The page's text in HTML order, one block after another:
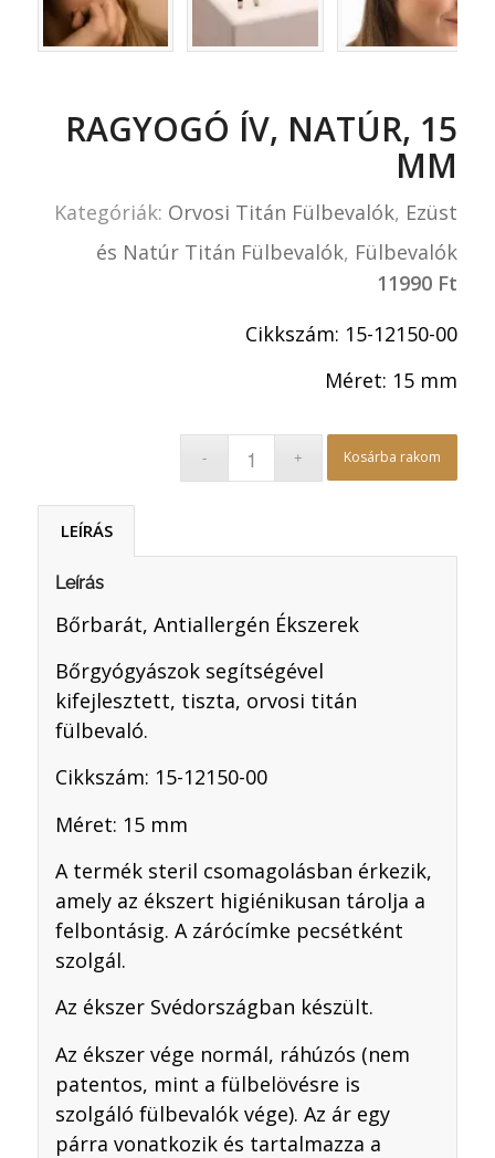
RAGYOGÓ ÍV, NATÚR, 15
MM
Kategóriák: Orvosi Titán Fülbevalók, Ezüst
és Natúr Titán Fülbevalók, Fülbevalók
11990 Ft
Cikkszám: 15-12150-00
Méret: 15 mm
Kosárba rakom
LEÍRÁS
Leírás
Bőrbarát, Antiallergén Ékszerek
Bőrgyógyászok segítségével
kifejlesztett, tiszta, orvosi titán
fülbevaló.
Cikkszám: 15-12150-00
Méret: 15 mm
A termék steril csomagolásban érkezik,
amely az ékszert higiénikusan tárolja a
felbontásig. A zárócímke pecsétként
szolgál.
Az ékszer Svédországban készült.
Az ékszer vége normál, ráhúzós (nem
patentos, mint a fülbelövésre is
szolgáló fülbevalók vége). Az ár egy
párra vonatkozik és tartalmazza a